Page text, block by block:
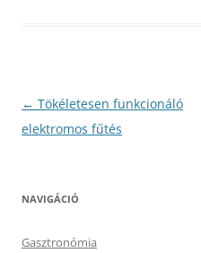
Bejegyzés
navigáció
← Tökéletesen funkcionáló
elektromos fűtés
NAVIGÁCIÓ
Gasztronómia